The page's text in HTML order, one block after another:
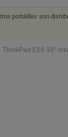
portátiles son
E16 16″